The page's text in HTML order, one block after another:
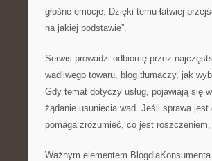
głośne emocje. Dzięki temu łatwiej
na jakiej podstawie”.
Serwis prowadzi odbiorcę przez
wadliwego towaru, blog tłumaczy, jak
Gdy temat dotyczy usług, pojawiają się
żądanie usunięcia wad. Jeśli sprawa
pomaga zrozumieć, co jest
Ważnym elementem